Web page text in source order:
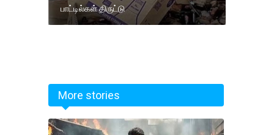
பாட்டில்கள் திருட்டு
More stories